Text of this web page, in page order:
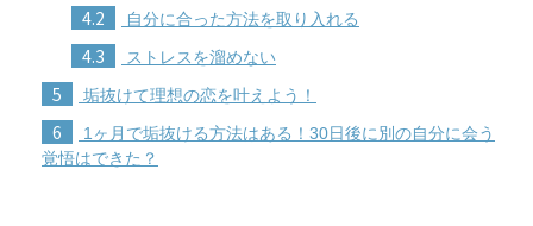
4.2 自分に合った方法を取り入れる
4.3 ストレスを溜めない
5 垢抜けて理想の恋を叶えよう！
6
1ヶ月で垢抜ける方法はある！30日後に別の自分に会う
覚悟はできた？